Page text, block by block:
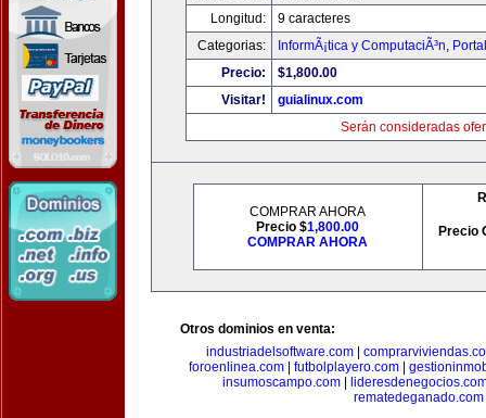
Longitud:
9 caracteres
Categorias:
InformÃ¡tica y ComputaciÃ³n,
Precio:
$1,800.00
Visitar!
guialinux.com
Serán consideradas
COMPRAR AHORA
Precio $1,800.00
COMPRAR AHORA
Precio
Otros dominios en venta:
industriadelsoftware.com|
foroenlinea.com
futbolplayero.com
insumoscampo.com|
rematedeganado.com